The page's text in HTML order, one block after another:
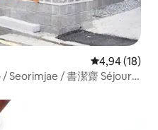
Évaluation
4,94 (18)
/ Seorimjae / 書潔齋 Séjour
appréciés